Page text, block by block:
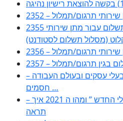
שירותי תרגום/תמלול
2355 דרישה לתשלום עבור מתן שירותי
(מסלול תשלום לסטודנט)
שירותי תרגום/תמלול
בגין תרגום/תמלול
– לבעלי עסקים ובעולם העבודה EMDR מה הקשר בין
חסמים …
– משבר הקורונה “? נורמלי החדש ” ומהו ה 2021 איך
תראה